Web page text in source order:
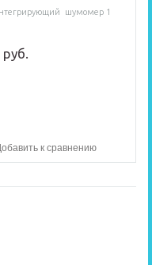
шумомер 1
к сравнению